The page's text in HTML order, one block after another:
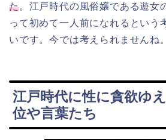
た。江戸時代の風俗嬢である遊女
って初めて一人前になれるという
いです。今では考えられませんね。
江戸時代に性に貪欲ゆ
位や言葉たち